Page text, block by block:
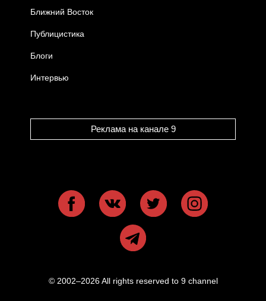
Ближний Восток
Публицистика
Блоги
Интервью
Реклама на канале 9
© 2002–2026 All rights reserved to 9 channel